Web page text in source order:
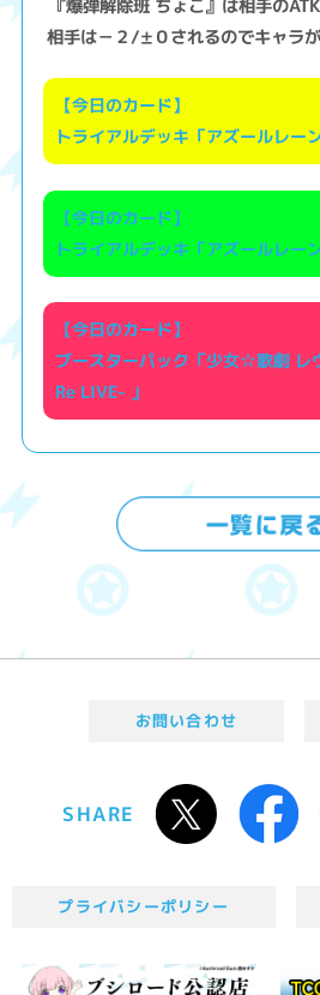
『爆弾解除班 ちょこ』は相手の
相手は－２/±０されるのでキャラ
【今日のカード】
トライアルデッキ「アズールレー
【今日のカード】
トライアルデッキ「アズールレー
【今日のカード】
ブースターパック「少女☆歌劇 レ
Re LIVE- 」
お問い合わせ
SHARE
プライバシーポリシー